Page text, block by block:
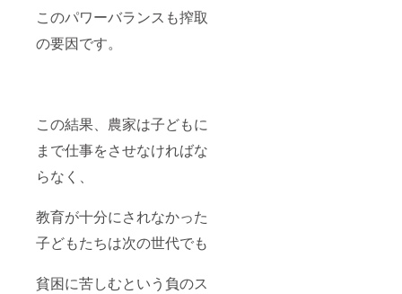
このパワーバランスも搾取
の要因です。
この結果、農家は子どもに
まで仕事をさせなければな
らなく、
教育が十分にされなかった
子どもたちは次の世代でも
貧困に苦しむという負のス